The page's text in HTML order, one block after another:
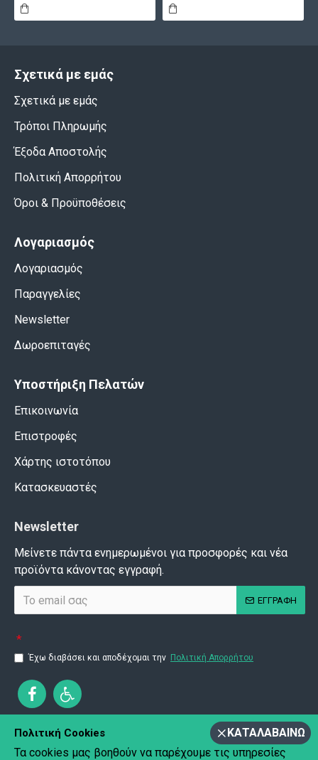
Σχετικά με εμάς
Σχετικά με εμάς
Τρόποι Πληρωμής
Έξοδα Αποστολής
Πολιτική Απορρήτου
Όροι & Προϋποθέσεις
Λογαριασμός
Λογαριασμός
Παραγγελίες
Newsletter
Δωροεπιταγές
Υποστήριξη Πελατών
Επικοινωνία
Επιστροφές
Χάρτης ιστοτόπου
Κατασκευαστές
Newsletter
Μείνετε πάντα ενημερωμένοι για προσφορές και νέα
προϊόντα κάνοντας εγγραφή.
ΕΓΓΡΑΦΗ
Έχω διαβάσει και αποδέχομαι την Πολιτική Απορρήτου
Copyright © 2020 Pyramida. All Rights Reserved.Created by
ΚΑΤΑΛΑΒΑΊΝΩ
Πολιτική Cookies
Τα cookies μας βοηθούν να παρέχουμε τις υπηρεσίες